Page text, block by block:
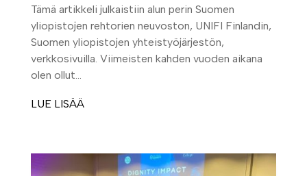
Tämä artikkeli julkaistiin alun perin Suomen
yliopistojen rehtorien neuvoston, UNIFI Finlandin,
Suomen yliopistojen yhteistyöjärjestön,
verkkosivuilla. Viimeisten kahden vuoden aikana
olen ollut...
LUE LISÄÄ